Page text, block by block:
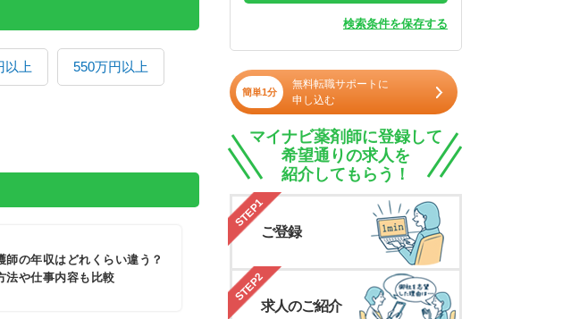
以上 550万円以上
師の年収はどれくらい違う？
法や仕事内容も比較
検索条件を保存する
簡単1分
無料転職サポートに
申し込む
マイナビ薬剤師に登録して
希望通りの求人を
紹介してもらう！
STEP1
ご登録
STEP2
求人のご紹介